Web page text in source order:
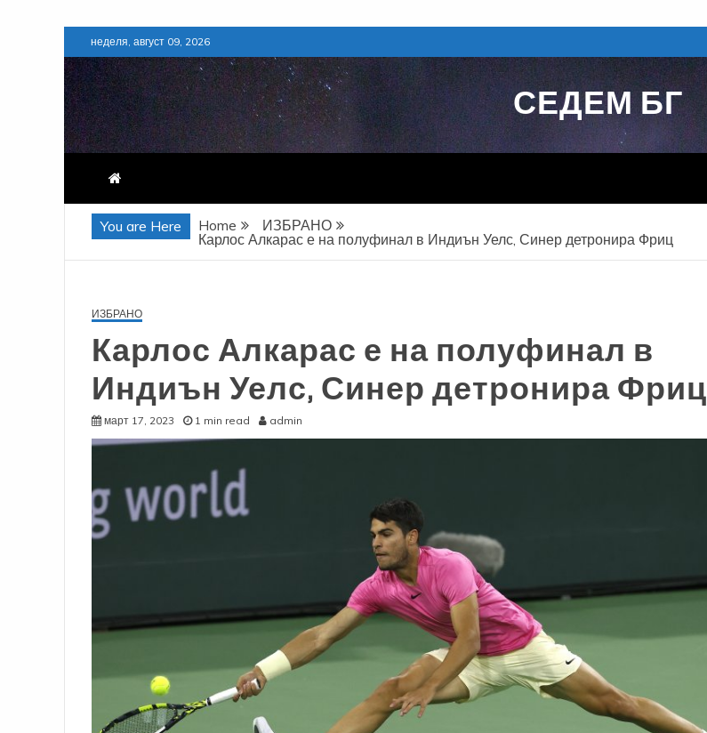
to
content
неделя, август 09, 2026
СЕДЕМ БГ
You are Here Home
ИЗБРАНО
Карлос Алкарас е на полуфинал в Индиън Уелс, Синер детронира Фриц
ИЗБРАНО
Карлос Алкарас е на полуфинал в
Индиън Уелс, Синер детронира Фриц
март 17, 2023 1 min read admin